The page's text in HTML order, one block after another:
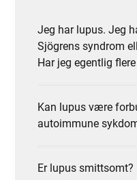
Jeg har lupus. Jeg
Sjögrens syndrom
Har jeg egentlig
Kan lupus være
autoimmune
Er lupus smittsomt?